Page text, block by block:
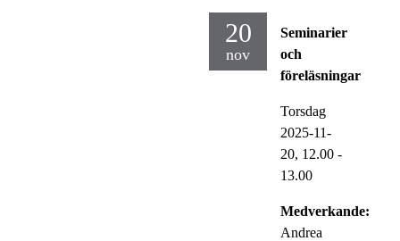
20
nov
Seminarier
och
föreläsningar
Torsdag
2025-11-
20, 12.00 -
13.00
Medverkande:
Andrea